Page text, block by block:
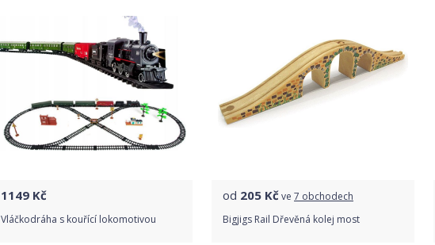
1149 Kč
Vláčkodráha s kouřící lokomotivou
od 205 Kčve 7 obchodech
Bigjigs Rail Dřevěná kolej most